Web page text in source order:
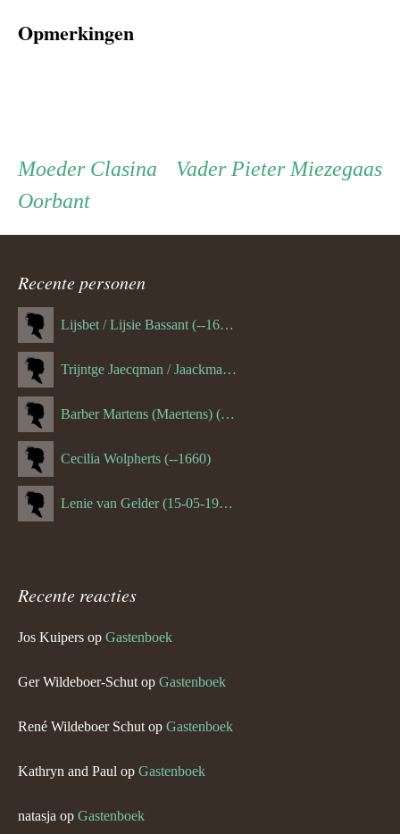
Opmerkingen
Persoon
ouder
navigatie
Vader Vader
Pieter Miezegaas
Moeder Moeder
Clasina
Oorbant
Recente personen
Lijsbet / Lijsie Bassant (--1687)
Trijntge Jaecqman / Jaackman (--1651)
Barber Martens (Maertens) (--1658)
Cecilia Wolpherts (--1660)
Lenie van Gelder (15-05-1970)
Recente reacties
Jos Kuipers op Gastenboek
Ger Wildeboer-Schut op Gastenboek
René Wildeboer Schut op Gastenboek
Kathryn and Paul op Gastenboek
natasja op Gastenboek